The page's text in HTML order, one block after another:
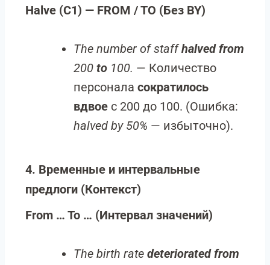
Halve (C1) — FROM / TO (Без BY)
The number of staffhalved from
200 to 100. — Количество
персонала сократилось
вдвое с 200 до 100. (Ошибка:
halved by 50% — избыточно).
4. Временные и интервальные
предлоги (Контекст)
From … To … (Интервал значений)
The birth rate deteriorated from